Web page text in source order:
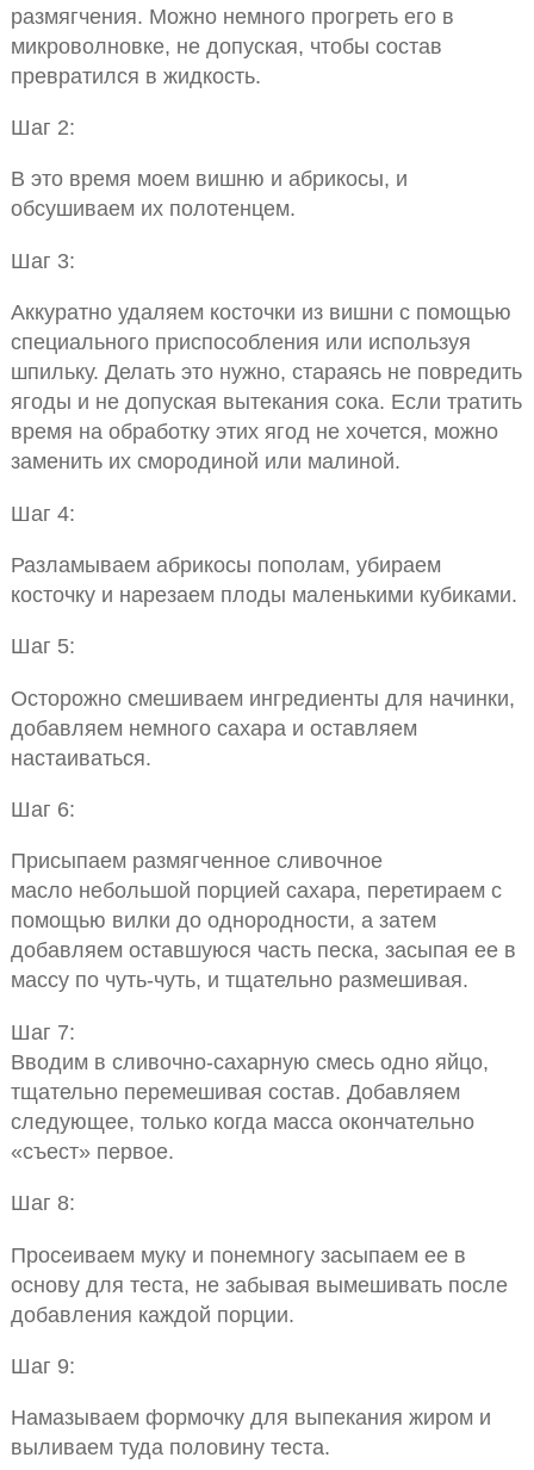
размягчения. Можно немного прогреть его в
микроволновке, не допуская, чтобы состав
превратился в жидкость.
Шаг 2:
В это время моем вишню и абрикосы, и
обсушиваем их полотенцем.
Шаг 3:
Аккуратно удаляем косточки из вишни с помощью
специального приспособления или используя
шпильку. Делать это нужно, стараясь не повредить
ягоды и не допуская вытекания сока. Если тратить
время на обработку этих ягод не хочется, можно
заменить их смородиной или малиной.
Шаг 4:
Разламываем абрикосы пополам, убираем
косточку и нарезаем плоды маленькими кубиками.
Шаг 5:
Осторожно смешиваем ингредиенты для начинки,
добавляем немного сахара и оставляем
настаиваться.
Шаг 6:
Присыпаем размягченное сливочное
масло небольшой порцией сахара, перетираем с
помощью вилки до однородности, а затем
добавляем оставшуюся часть песка, засыпая ее в
массу по чуть-чуть, и тщательно размешивая.
Шаг 7:
Вводим в сливочно-сахарную смесь одно яйцо,
тщательно перемешивая состав. Добавляем
следующее, только когда масса окончательно
«съест» первое.
Шаг 8:
Просеиваем муку и понемногу засыпаем ее в
основу для теста, не забывая вымешивать после
добавления каждой порции.
Шаг 9:
Намазываем формочку для выпекания жиром и
выливаем туда половину теста.